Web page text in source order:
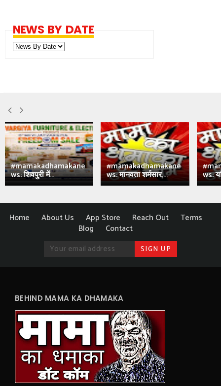
NEWS BY DATE
#mamakadhamakane
ws: शिवपुरी में...
#mamakadhamakane
ws: मानवता शर्मसार,... ws:
Home About Us App Store Reach Out
Terms
Blog
Contact
BEHIND MAMA KA DHAMAKA